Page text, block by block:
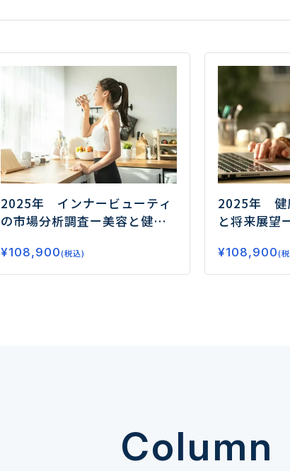
2025年 インナービューティ
の市場分析調査ー美容と健康
¥108,900(税込)
2025年 健
と将来展望
¥108,900(
Column